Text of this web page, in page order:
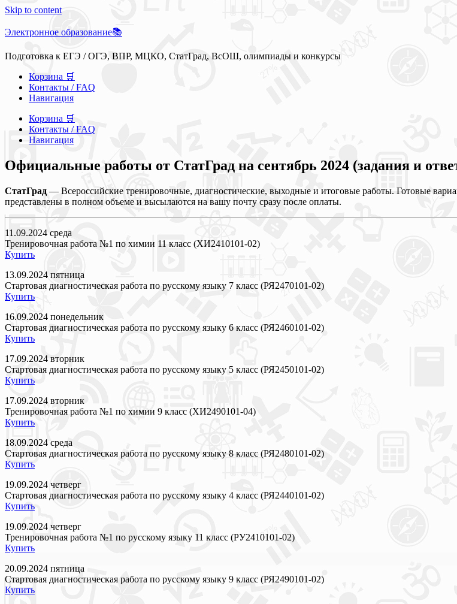
Skip to content
Электронное образование📚
Подготовка к ЕГЭ / ОГЭ, ВПР, МЦКО, СтатГрад, ВсОШ, олимпиады и конкурсы
Корзина 🛒
Контакты / FAQ
Навигация
Корзина 🛒
Контакты / FAQ
Навигация
Официальные работы от СтатГрад на сентябрь 2024 (задания и
СтатГрад— Всероссийские тренировочные, диагностические, выходные и итоговые работы. Готовые
представлены в полном объеме и высылаются на вашу почту сразу после оплаты.
11.09.2024 среда
Тренировочная работа №1 по химии 11 класс (ХИ2410101-02)
Купить
13.09.2024 пятница
Стартовая диагностическая работа по русскому языку 7 класс (РЯ2470101-02)
Купить
16.09.2024 понедельник
Стартовая диагностическая работа по русскому языку 6 класс (РЯ2460101-02)
Купить
17.09.2024 вторник
Стартовая диагностическая работа по русскому языку 5 класс (РЯ2450101-02)
Купить
17.09.2024 вторник
Тренировочная работа №1 по химии 9 класс (ХИ2490101-04)
Купить
18.09.2024 среда
Стартовая диагностическая работа по русскому языку 8 класс (РЯ2480101-02)
Купить
19.09.2024 четверг
Стартовая диагностическая работа по русскому языку 4 класс (РЯ2440101-02)
Купить
19.09.2024 четверг
Тренировочная работа №1 по русскому языку 11 класс (РУ2410101-02)
Купить
20.09.2024 пятница
Стартовая диагностическая работа по русскому языку 9 класс (РЯ2490101-02)
Купить